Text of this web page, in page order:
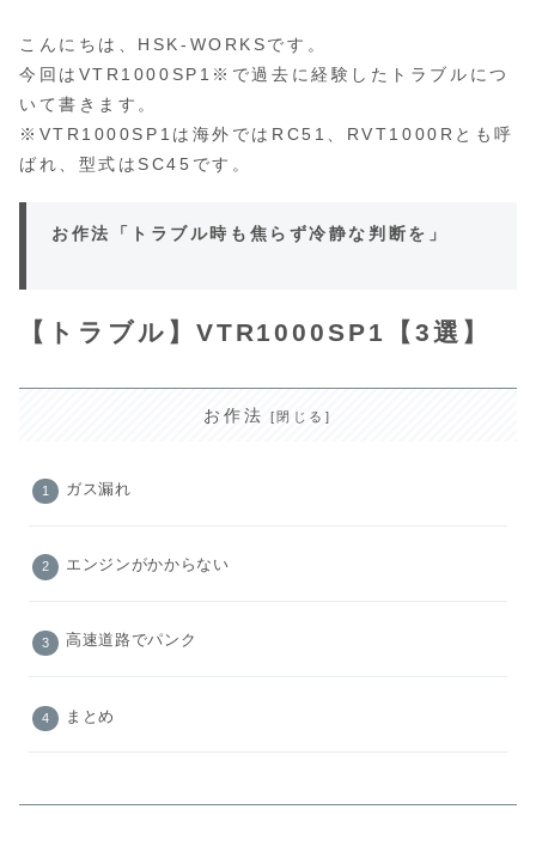
こんにちは、HSK-WORKSです。
今回はVTR1000SP1※で過去に経験したトラブルにつ
いて書きます。
※VTR1000SP1は海外ではRC51、RVT1000Rとも呼
ばれ、型式はSC45です。
お作法「トラブル時も焦らず冷静な判断を」
【トラブル】VTR1000SP1【3選】
お作法
ガス漏れ
エンジンがかからない
高速道路でパンク
まとめ